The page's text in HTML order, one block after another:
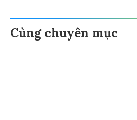
Cùng chuyên mục